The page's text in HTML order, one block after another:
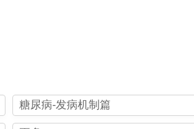
糖尿病-发病机制篇